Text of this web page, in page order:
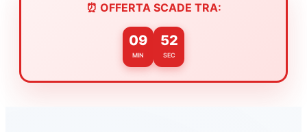
⏰ OFFERTA SCADE TRA:
09
MIN
51
SEC